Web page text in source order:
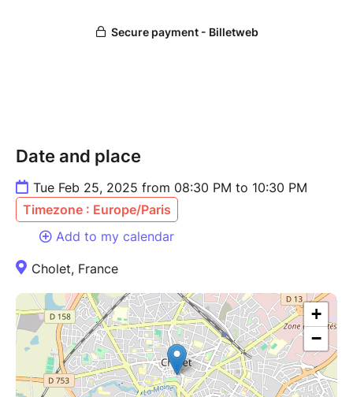
Contact Catherine Poitevin par sms – 06 30 19 85 13
Date and place
Tue Feb 25, 2025 from 08:30 PM to 10:30 PM
Timezone : Europe/Paris
Add to my calendar
Cholet, France
+
−